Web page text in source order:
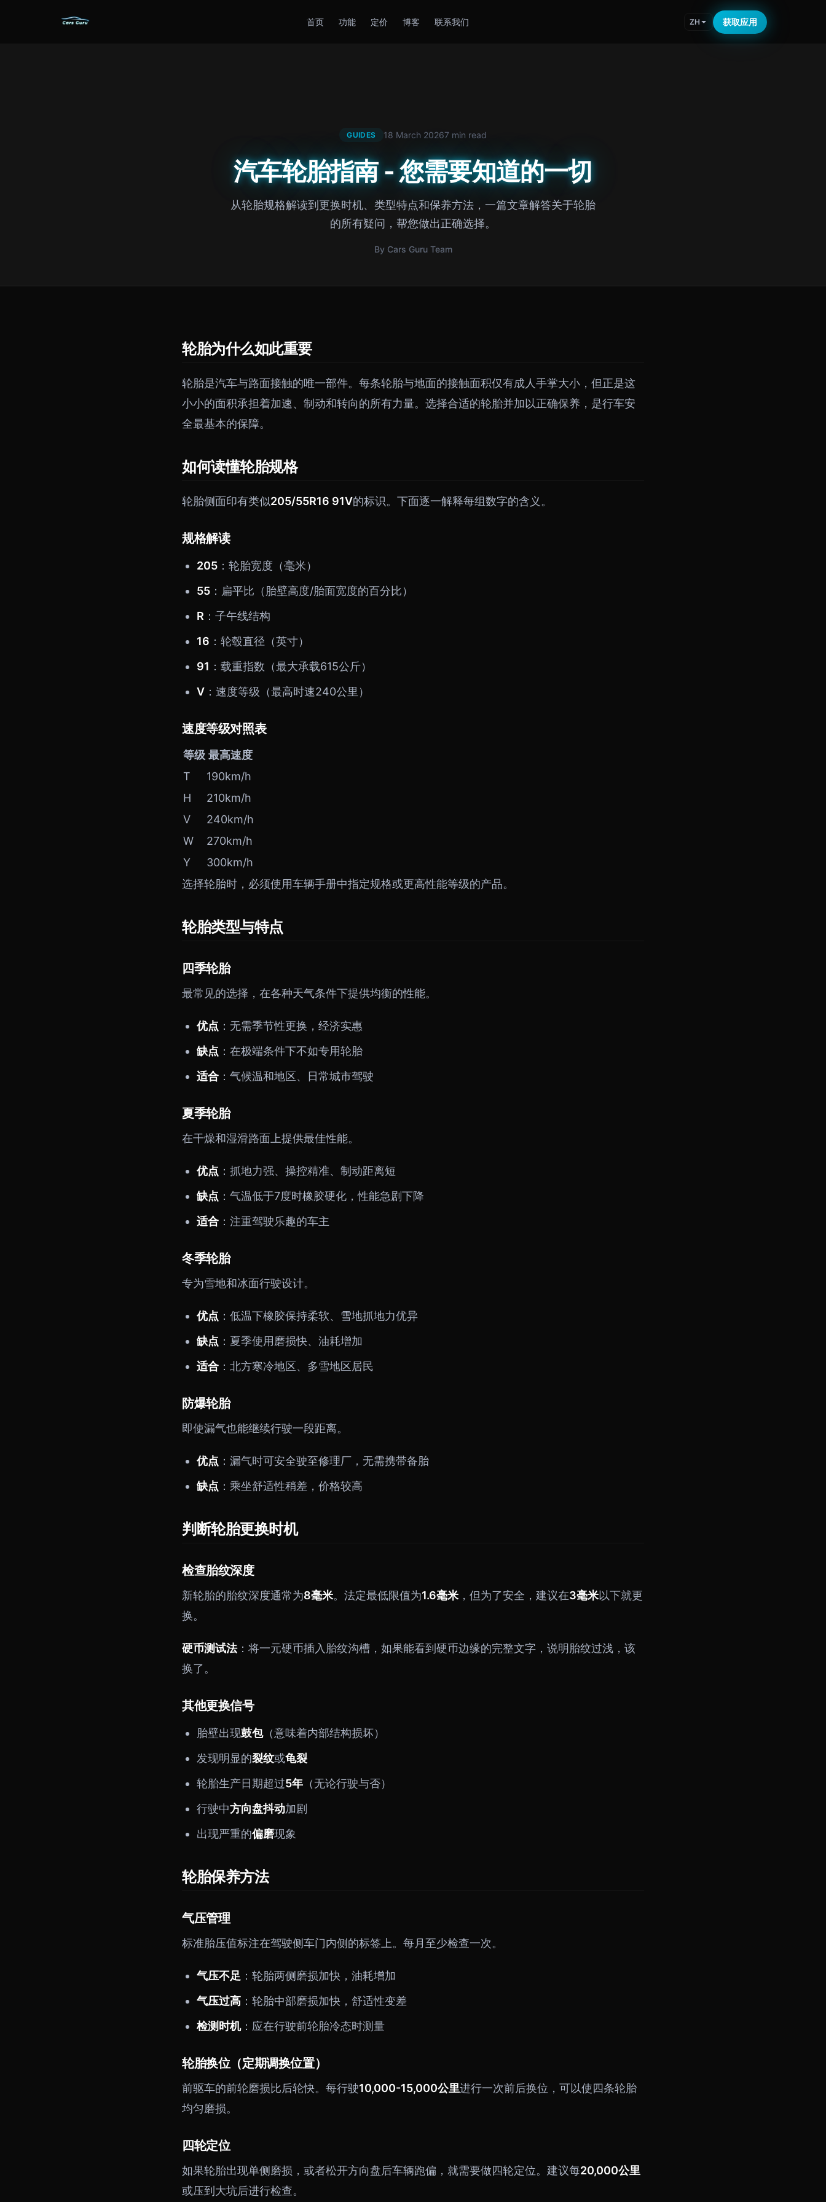
首页 功能 定价 博客 联系我们 ZH 获取应用
GUIDES 18 March 20267 min read
汽车轮胎指南 - 您需要知道的一切
从轮胎规格解读到更换时机、类型特点和保养方法，一篇文章解答关于轮胎
的所有疑问，帮您做出正确选择。
By Cars Guru Team
轮胎为什么如此重要
轮胎是汽车与路面接触的唯一部件。每条轮胎与地面的接触面积仅有成人手掌大小，但正是这
小小的面积承担着加速、制动和转向的所有力量。选择合适的轮胎并加以正确保养，是行车安
全最基本的保障。
如何读懂轮胎规格
轮胎侧面印有类似205/55R16 91V的标识。下面逐一解释每组数字的含义。
规格解读
205 ：轮胎宽度（毫米）
55 ：扁平比（胎壁高度/胎面宽度的百分比）
R ：子午线结构
16 ：轮毂直径（英寸）
91 ：载重指数（最大承载615公斤）
V ：速度等级（最高时速240公里）
速度等级对照表
等级 最高速度
T
190km/h
H
210km/h
V
240km/h
W
270km/h
Y
300km/h
选择轮胎时，必须使用车辆手册中指定规格或更高性能等级的产品。
轮胎类型与特点
四季轮胎
最常见的选择，在各种天气条件下提供均衡的性能。
优点 ：无需季节性更换，经济实惠
缺点 ：在极端条件下不如专用轮胎
适合 ：气候温和地区、日常城市驾驶
夏季轮胎
在干燥和湿滑路面上提供最佳性能。
优点 ：抓地力强、操控精准、制动距离短
缺点 ：气温低于7度时橡胶硬化，性能急剧下降
适合 ：注重驾驶乐趣的车主
冬季轮胎
专为雪地和冰面行驶设计。
优点 ：低温下橡胶保持柔软、雪地抓地力优异
缺点 ：夏季使用磨损快、油耗增加
适合 ：北方寒冷地区、多雪地区居民
防爆轮胎
即使漏气也能继续行驶一段距离。
优点 ：漏气时可安全驶至修理厂，无需携带备胎
缺点 ：乘坐舒适性稍差，价格较高
判断轮胎更换时机
检查胎纹深度
新轮胎的胎纹深度通常为8毫米。法定最低限值为1.6毫米，但为了安全，建议在3毫米以下就更
换。
硬币测试法：将一元硬币插入胎纹沟槽，如果能看到硬币边缘的完整文字，说明胎纹过浅，该
换了。
其他更换信号
胎壁出现鼓包（意味着内部结构损坏）
发现明显的裂纹或龟裂
轮胎生产日期超过5年 （无论行驶与否）
行驶中方向盘抖动加剧
出现严重的偏磨现象
轮胎保养方法
气压管理
标准胎压值标注在驾驶侧车门内侧的标签上。每月至少检查一次。
气压不足 ：轮胎两侧磨损加快，油耗增加
气压过高 ：轮胎中部磨损加快，舒适性变差
检测时机：应在行驶前轮胎冷态时测量
轮胎换位（定期调换位置）
前驱车的前轮磨损比后轮快。每行驶10,000-15,000公里进行一次前后换位，可以使四条轮胎
均匀磨损。
四轮定位
如果轮胎出现单侧磨损，或者松开方向盘后车辆跑偏，就需要做四轮定位。建议每20,000公里
或压到大坑后进行检查。